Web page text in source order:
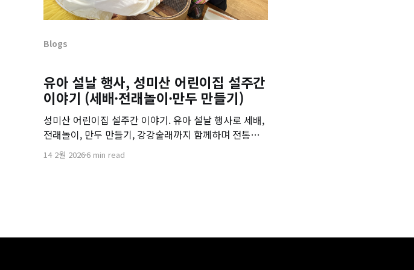
Blogs
유아 설날 행사, 성미산 어린이집 설주간
이야기 (세배·전래놀이·만두 만들기)
성미산 어린이집 설주간 이야기. 유아 설날 행사로 세배,
전래놀이, 만두 만들기, 강강술래까지 함께하며 전통의
의미를 배웠어요.
14 2월 20266 min read